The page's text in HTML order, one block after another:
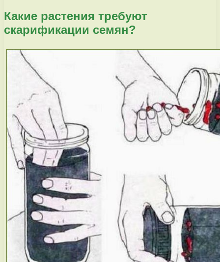
Какие растения требуют
скарификации семян?